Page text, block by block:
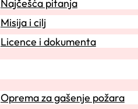
Najčešća pitanja
Misija i cilj
Licence i dokumenta
Oprema za gašenje požara